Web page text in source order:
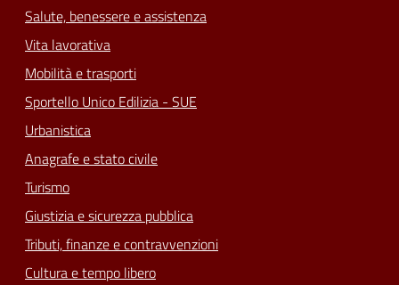
Salute, benessere e assistenza
Vita lavorativa
Mobilità e trasporti
Sportello Unico Edilizia - SUE
Urbanistica
Anagrafe e stato civile
Turismo
Giustizia e sicurezza pubblica
Tributi, finanze e contravvenzioni
Cultura e tempo libero